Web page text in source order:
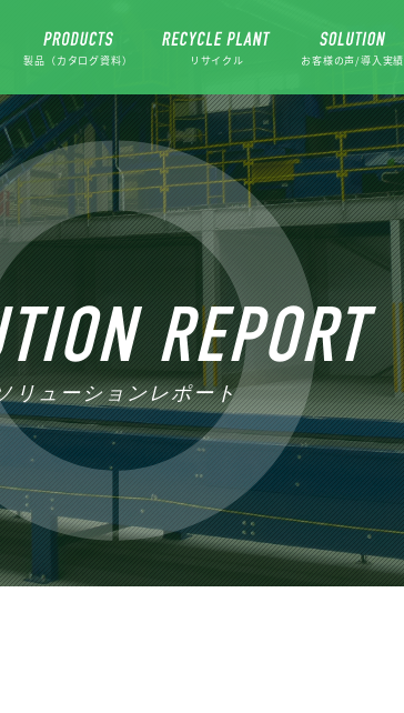
製品（カタログ資料） リサイクル お客様の声/導入実績
REPORT
リューションレポート